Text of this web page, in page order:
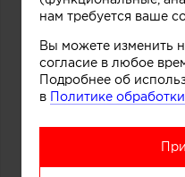
нам требуется ваше
Вы можете изменить
согласие в любое
Подробнее об
в Политике